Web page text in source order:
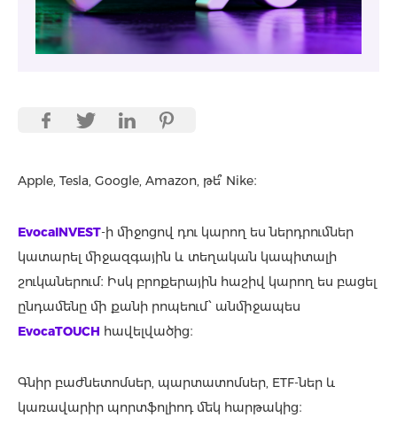
Apple, Tesla, Google, Amazon, թե՞ Nike։
EvocaINVEST-ի միջոցով դու կարող ես ներդրումներ
կատարել միջազգային և տեղական կապիտալի
շուկաներում։ Իսկ բրոքերային հաշիվ կարող ես բացել
ընդամենը մի քանի րոպեում՝ անմիջապես
EvocaTOUCH հավելվածից։
Գնիր բաժնետոմսեր, պարտատոմսեր, ETF-ներ և
կառավարիր պորտֆոլիոդ մեկ հարթակից։